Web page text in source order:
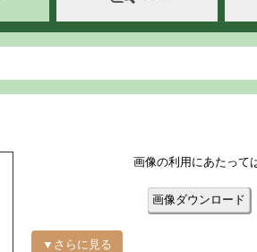
▼さらに見る
画像の利用にあたって
画像ダウンロード